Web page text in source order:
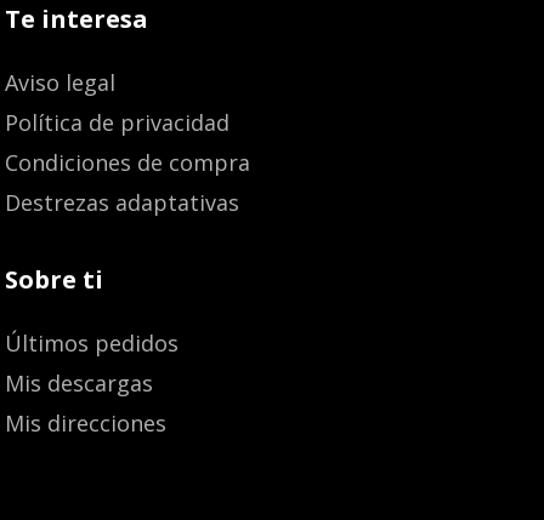
Te interesa
Aviso legal
Política de privacidad
Condiciones de compra
Destrezas adaptativas
Sobre ti
Últimos pedidos
Mis descargas
Mis direcciones